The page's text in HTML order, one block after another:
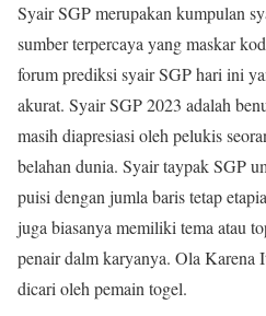
Syair SGP merupakan kumpulan
sumber terpercaya yang maskar
forum prediksi syair SGP hari ini
akurat. Syair SGP 2023 adalah
masih diapresiasi oleh pelukis
belahan dunia. Syair taypak SGP
puisi dengan jumla baris tetap
juga biasanya memiliki tema atau
penair dalm karyanya. Ola Karena
dicari oleh pemain togel.